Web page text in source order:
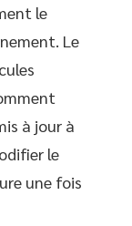
le
Le
à jour à
le
une fois